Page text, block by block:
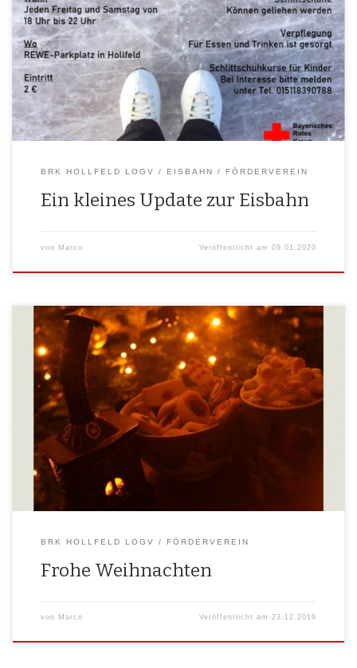
Die letz­ten Vor­be­rei­tun­gen lau­fen. Da es eine Natur­eis­bahn ist und sich
die Tem­pe­ra­tu­ren lei­der in die fal­sche Rich­tung ent­wi­ckelt haben, ist
unse­re Eis­flä­che im Moment nicht trag­fä­hig. Davon las­sen wir uns aber
nicht unter­krie­gen und sind trotz allem ab mor­gen für euch mit war­
men Geträn­ken, lecke­ren Waf­feln und natür­lich auch […]
BRK HOLLFELD LOGV EISBAHN FÖRDERVEREIN
Ein kleines Update zur Eisbahn
von Marco Veröffentlicht am09.01.2020
Wir wün­schen allen Mit­glie­dern, Unter­stüt­zern, För­der­mit­glie­dern und
allen Bür­ge­rin­nen und Bür­gern ein geseg­ne­tes Weih­nachts­fest und eine
besinn­li­che ein­satz­freie Zeit im Krei­se der Familie.
BRK HOLLFELD LOGV FÖRDERVEREIN
Frohe Weihnachten
von Marco Veröffentlicht am23.12.2019